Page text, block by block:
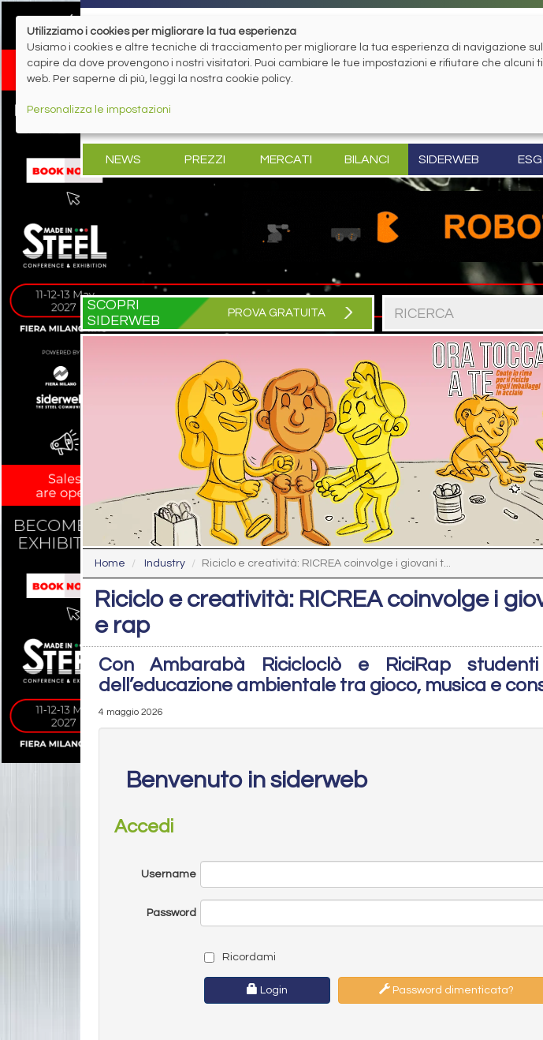
NEWS PREZZI MERCATI BILANCI SIDERWEB ESG
SCOPRI
SIDERWEB
PROVA GRATUITA
Home Industry Riciclo e creatività: RICREA coinvolge i giovani t...
Riciclo e creatività: RICREA coinvolge i
e rap
Con Ambarabà Ricicloclò e RiciRap
dell’educazione ambientale tra gioco, musica e
4 maggio 2026
Benvenuto in siderweb
Accedi
Username
Password
Ricordami
Login Password dimenticata?
Utilizziamo i cookies per migliorare la tua esperienza
Usiamo i cookies e altre tecniche di tracciamento per migliorare la tua esperienza di navigazione
capire da dove provengono i nostri visitatori. Puoi cambiare le tue impostazioni e rifiutare che
web. Per saperne di più, leggi la nostra cookie policy.
Personalizza le impostazioni